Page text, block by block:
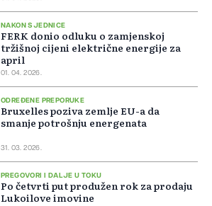
NAKON SJEDNICE
FERK donio odluku o zamjenskoj
tržišnoj cijeni električne energije za
april
01. 04. 2026.
ODREĐENE PREPORUKE
Bruxelles poziva zemlje EU-a da
smanje potrošnju energenata
31. 03. 2026.
PREGOVORI I DALJE U TOKU
Po četvrti put produžen rok za prodaju
Lukoilove imovine